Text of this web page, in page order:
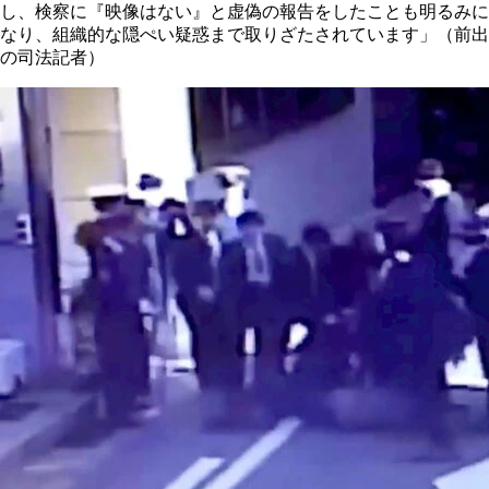
し、検察に『映像はない』と虚偽の報告をしたことも明るみに
なり、組織的な隠ぺい疑惑まで取りざたされています」（前出
の司法記者）